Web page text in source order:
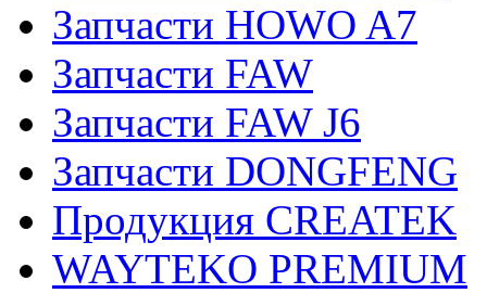
Запчасти HOWO A7
Запчасти FAW
Запчасти FAW J6
Запчасти DONGFENG
Продукция CREATEK
WAYTEKO PREMIUM